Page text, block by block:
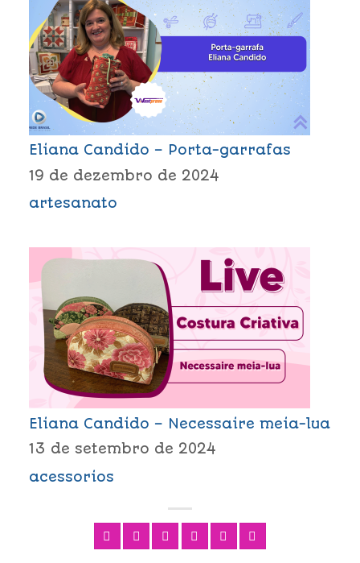
Eliana Candido – Porta-garrafas
19 de dezembro de 2024
artesanato
Eliana Candido – Necessaire meia-lua
13 de setembro de 2024
acessorios